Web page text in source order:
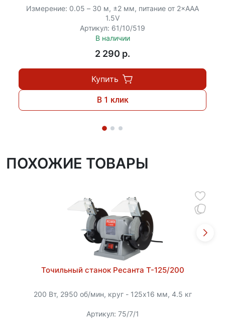
Измерение: 0.05 – 30 м, ±2 мм, питание от 2×ААА
1.5V
Артикул: 61/10/519
В наличии
2 290 p.
Купить
В 1 клик
ПОХОЖИЕ ТОВАРЫ
Точильный станок Ресанта Т-125/200
200 Вт, 2950 об/мин, круг - 125х16 мм, 4.5 кг
Артикул: 75/7/1